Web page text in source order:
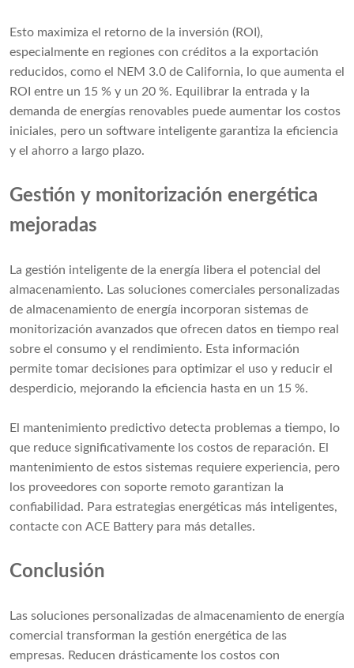
Esto maximiza el retorno de la inversión (ROI),
especialmente en regiones con créditos a la exportación
reducidos, como el NEM 3.0 de California, lo que aumenta el
ROI entre un 15 % y un 20 %. Equilibrar la entrada y la
demanda de energías renovables puede aumentar los costos
iniciales, pero un software inteligente garantiza la eficiencia
y el ahorro a largo plazo.
Gestión y monitorización energética
mejoradas
La gestión inteligente de la energía libera el potencial del
almacenamiento. Las soluciones comerciales personalizadas
de almacenamiento de energía incorporan sistemas de
monitorización avanzados que ofrecen datos en tiempo real
sobre el consumo y el rendimiento. Esta información
permite tomar decisiones para optimizar el uso y reducir el
desperdicio, mejorando la eficiencia hasta en un 15 %.
El mantenimiento predictivo detecta problemas a tiempo, lo
que reduce significativamente los costos de reparación. El
mantenimiento de estos sistemas requiere experiencia, pero
los proveedores con soporte remoto garantizan la
confiabilidad. Para estrategias energéticas más inteligentes,
contacte con ACE Battery para más detalles.
Conclusión
Las soluciones personalizadas de almacenamiento de energía
comercial transforman la gestión energética de las
empresas. Reducen drásticamente los costos con